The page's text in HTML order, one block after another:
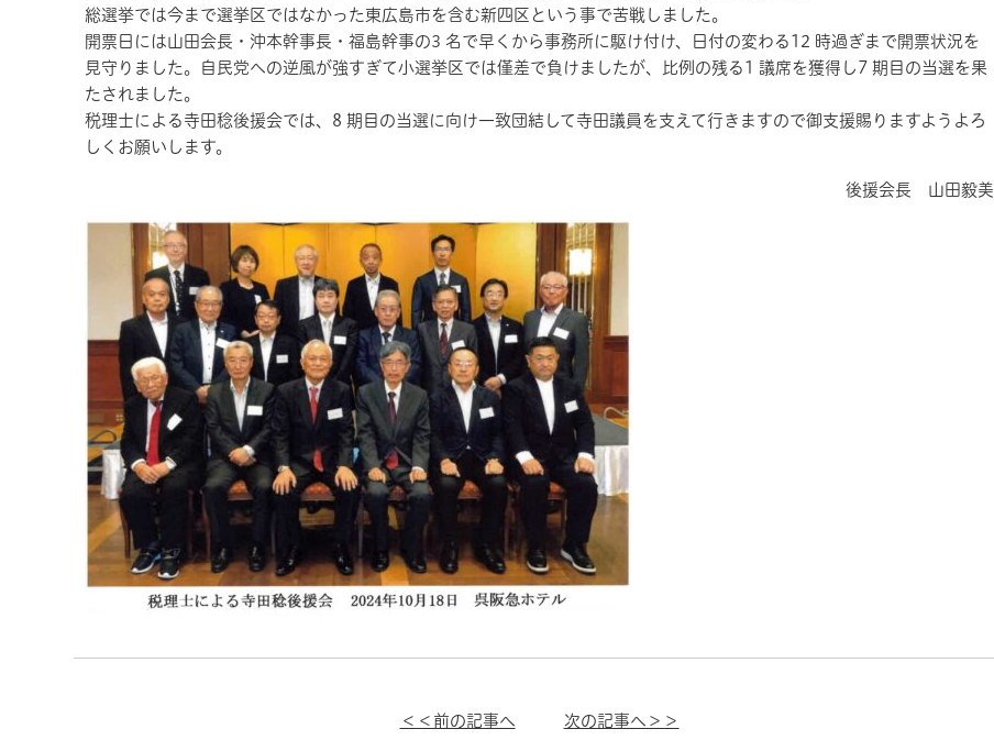
総選挙では今まで選挙区ではなかった東広島市を含む新四区という事で苦戦しました。
開票日には山田会長・沖本幹事長・福島幹事の3 名で早くから事務所に駆け付け、日付の変わる12 時過ぎまで開票状況を
見守りました。自民党への逆風が強すぎて小選挙区では僅差で負けましたが、比例の残る1 議席を獲得し7 期目の当選を果
たされました。
税理士による寺田稔後援会では、8 期目の当選に向け一致団結して寺田議員を支えて行きますので御支援賜りますようよろ
しくお願いします。
後援会長 山田毅美
＜＜前の記事へ 次の記事へ＞＞